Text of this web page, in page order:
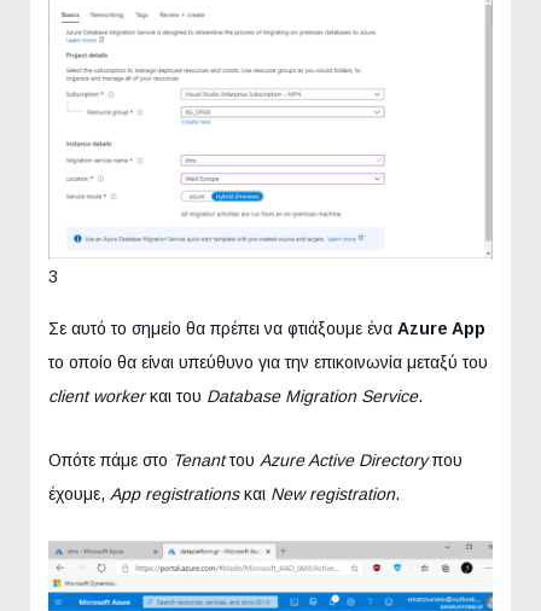
3
Σε αυτό το σημείο θα πρέπει να φτιάξουμε ένα Azure App
το οποίο θα είναι υπεύθυνο για την επικοινωνία μεταξύ του
client workerκαι του Database Migration Service.
Οπότε πάμε στο Tenantτου Azure Active Directoryπου
έχουμε, App registrationsκαι New registration.